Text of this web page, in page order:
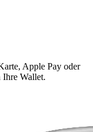
Apple Pay oder
Ihre Wallet.